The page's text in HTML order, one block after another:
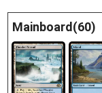
Mainboard(60)